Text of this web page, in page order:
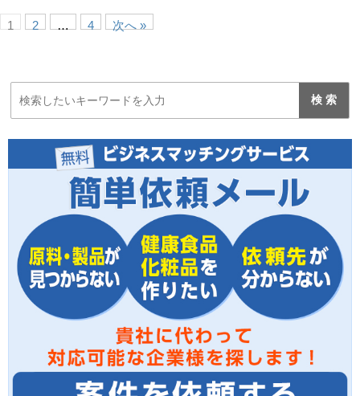
1 2 … 4 次へ »